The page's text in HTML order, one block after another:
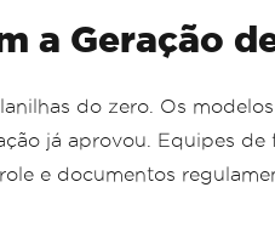
a Geração
do zero. Os
já aprovou. Equipes
e documentos